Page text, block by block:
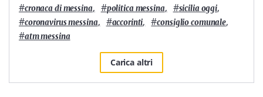
#cronaca di messina, #politica messina, #sicilia oggi,
#coronavirus messina, #accorinti, #consiglio comunale,
#atm messina
Carica altri